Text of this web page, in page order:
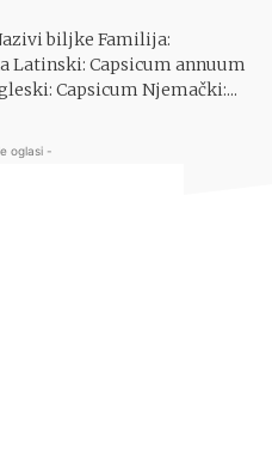
biljke Familija:
Latinski: Capsicum annuum
Capsicum Njemački:...
oglasi -